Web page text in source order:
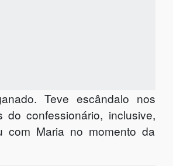
Teve escândalo nos
confessionário, inclusive,
com Maria no momento da